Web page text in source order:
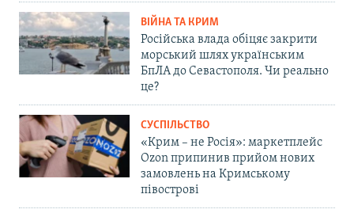
ВІЙНА ТА КРИМ
Російська влада обіцяє закрити
морський шлях українським
БпЛА до Севастополя. Чи реально
це?
СУСПІЛЬСТВО
«Крим – не Росія»: маркетплейс
Ozon припинив прийом нових
замовлень на Кримському
півострові